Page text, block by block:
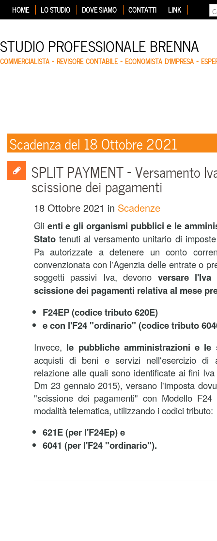
HOME LO STUDIO DOVE SIAMO CONTATTI LINK
STUDIO PROFESSIONALE BRENNA
COMMERCIALISTA – REVISORE CONTABILE – ECONOMISTA D'IMPRESA –
Scadenza del 18 Ottobre 2021
SPLIT PAYMENT – Versamento
scissione dei pagamenti
18 Ottobre 2021 in Scadenze
Gli enti e gli organismi pubblici e le
Stato tenuti al versamento unitario di
Pa autorizzate a detenere un conto
convenzionata con l'Agenzia delle entrate o
soggetti passivi Iva, devono versare
scissione dei pagamenti relativa al mese
F24EP (codice tributo 620E)
e con l'F24 "ordinario" (codice tributo
Invece, le pubbliche amministrazioni e le
acquisti di beni e servizi nell'esercizio di
relazione alle quali sono identificate ai fini
Dm 23 gennaio 2015), versano l'imposta
"scissione dei pagamenti" con Modello
modalità telematica, utilizzando i codici tributo:
621E (per l'F24Ep) e
6041 (per l'F24 "ordinario").